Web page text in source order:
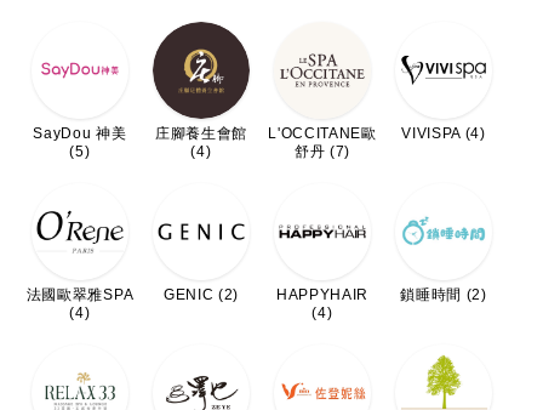
SayDou 神美
(5)
庄腳養生會館
(4)
L'OCCITANE歐
舒丹 (7)
VIVISPA (4)
法國歐翠雅SPA
(4)
GENIC (2)
HAPPYHAIR
(4)
鎖睡時間 (2)